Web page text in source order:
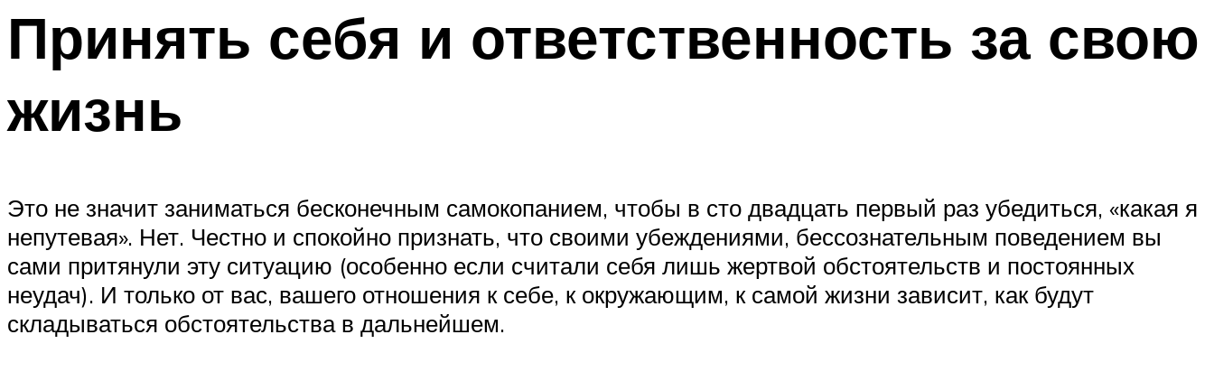
Принять себя и ответственность за свою
жизнь
Это не значит заниматься бесконечным самокопанием, чтобы в сто двадцать первый раз убедиться, «какая я
непутевая». Нет. Честно и спокойно признать, что своими убеждениями, бессознательным поведением вы
сами притянули эту ситуацию (особенно если считали себя лишь жертвой обстоятельств и постоянных
неудач). И только от вас, вашего отношения к себе, к окружающим, к самой жизни зависит, как будут
складываться обстоятельства в дальнейшем.